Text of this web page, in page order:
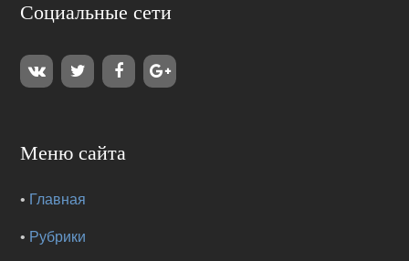
Социальные сети
Меню сайта
• Главная
• Рубрики